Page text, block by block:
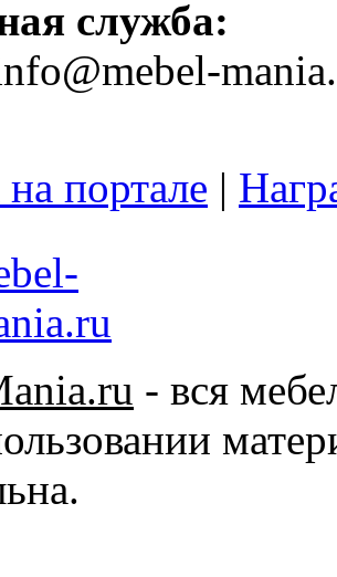
служба:
портале |
- вся